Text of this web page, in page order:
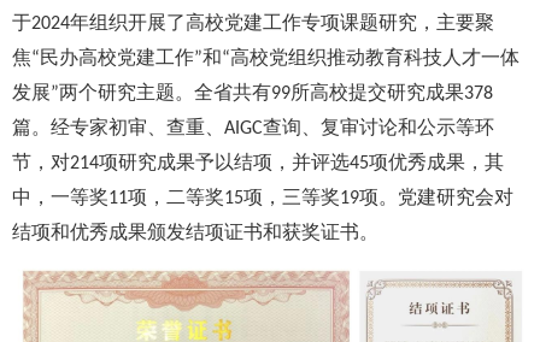
于2024年组织开展了高校党建工作专项课题研究，主要聚
焦“民办高校党建工作”和“高校党组织推动教育科技人才一体
发展”两个研究主题。全省共有99所高校提交研究成果378
篇。经专家初审、查重、 AIGC查询、复审讨论和公示等环
节，对214项研究成果予以结项，并评选45项优秀成果，其
中，一等奖11项，二等奖15项，三等奖19项。党建研究会对
结项和优秀成果颁发结项证书和获奖证书。